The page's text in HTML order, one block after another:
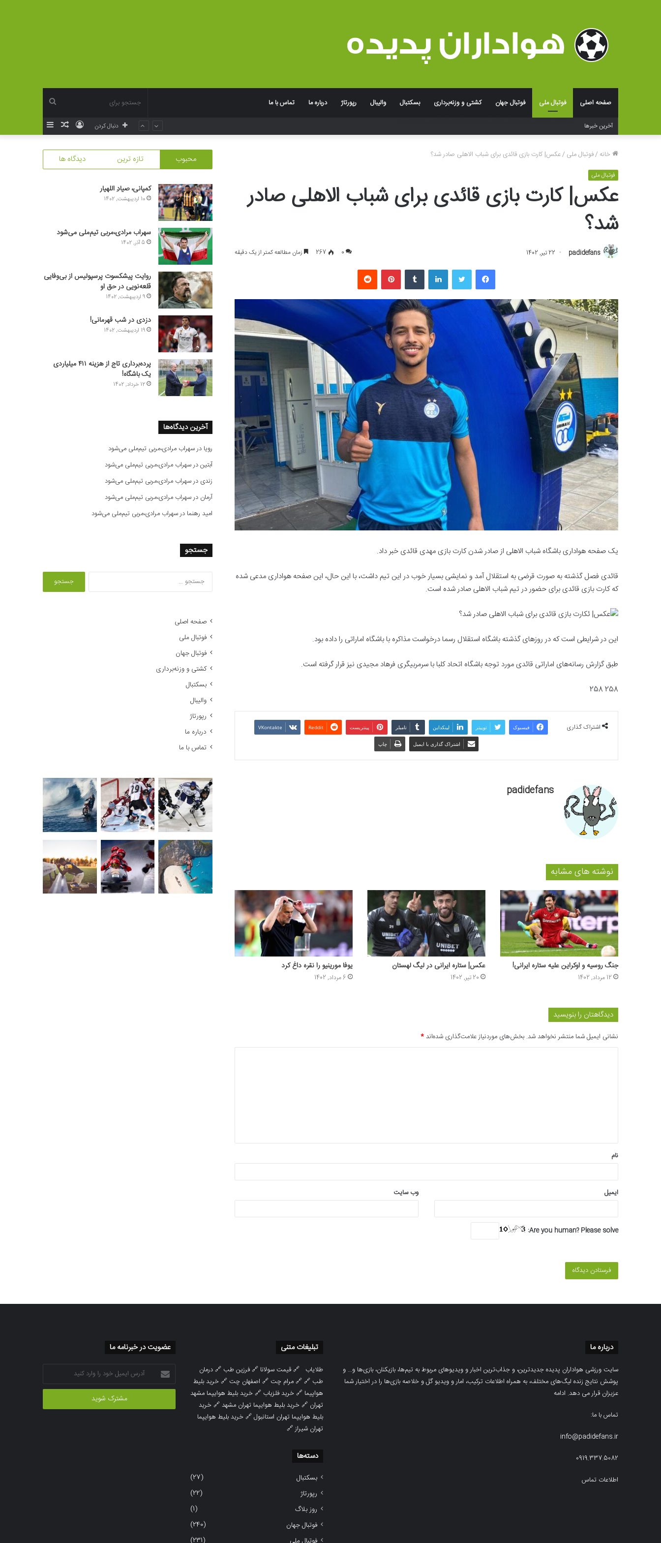
صفحه اصلی فوتبال ملی فوتبال جهان کشتی و وزنه‌برداری بسکتبال والیبال رپورتاژ درباره ما تماس با ما
برای آخرین خبرها
نوشته
ورود دنبال کردن
خانه /فوتبال ملی /عکس‌| کارت بازی قائدی برای شباب الاهلی صادر شد؟
فوتبال ملی
عکس‌| کارت بازی قائدی برای شباب الاهلی صادر
شد؟
padidefans 22 تیر, 1402 0
267 زمان مطالعه کمتر از یک دقیقه
فیسبوک لینکداین پینتریست
یک صفحه هواداری باشگاه شباب الاهلی از صادر شدن کارت بازی مهدی قائدی خبر داد.
قائدی فصل گذشته به صورت قرضی به استقلال آمد و نمایشی بسیار خوب در این تیم داشت،‌ با این حال، این صفحه هواداری مدعی شده
که کارت بازی قائدی برای حضور در تیم شباب الاهلی صادر شده است.
این در شرایطی است که در روزهای گذشته باشگاه استقلال رسما درخواست مذاکره با باشگاه اماراتی را داده بود.
طبق گزارش‌ رسانه‌های اماراتی قائدی مورد توجه باشگاه اتحاد کلبا با سرمربیگری فرهاد مجیدی نیز قرار گرفته است.
258 258
اشتراک گذاری فیسبوک توییتر لینکداین تامبلر پینتریست Reddit
VKontakte
اشتراک گذاری با ایمیل چاپ
padidefans
نوشته های مشابه
جنگ روسیه و اوکراین علیه ستاره ایرانی!
12 مرداد, 1402
عکس‌| ستاره ایرانی در لیگ لهستان
20 تیر, 1402
یوفا مورینیو را نقره داغ کرد
6 مرداد, 1402
دیدگاهتان را بنویسید
نشانی ایمیل شما منتشر نخواهد شد. بخش‌های موردنیاز علامت‌گذاری شده‌اند*
*
نام
ایمیل وب‌ سایت
Are you human? Please solve:
محبوب تازه ترین دیدگاه ها
کمپانی، صیادِ اللهیار
10 اردیبهشت, 1402
سهراب مرادی،مربی تیم‌ملی می‌شود
5 آذر, 1402
روایت پیشکسوت پرسپولیس از بی‌وفایی
قلعه‌نویی در حق او
9 اردیبهشت, 1402
دزدی در شب قهرمانی!
19 اردیبهشت, 1402
پرده‌برداری تاج از هزینه ۴۱۱ میلیاردی
یک باشگاه!
12 خرداد, 1402
آخرین دیدگاه‌ها
رویا درسهراب مرادی،مربی تیم‌ملی می‌شود
آبتیندرسهراب مرادی،مربی تیم‌ملی می‌شود
زندی درسهراب مرادی،مربی تیم‌ملی می‌شود
آرمان درسهراب مرادی،مربی تیم‌ملی می‌شود
امید رهنما درسهراب مرادی،مربی تیم‌ملی می‌شود
جستجو
صفحه اصلی
فوتبال ملی
فوتبال جهان
کشتی و وزنه‌برداری
بسکتبال
والیبال
رپورتاژ
درباره ما
تماس با ما
درباره ما
سایت ورزشی هواداران پدیده جدیدترین، و جذاب‌ترین اخبار و ویدیوهای مربوط به تیم‌ها، بازیکنان، بازی‌ها و… و
پوشش نتایج زنده لیگ‌های مختلف، به همراه اطلاعات ترکیب، امار و ویدیو‌‌ گل‌ و خلاصه بازی‌ها را در اختیار شما
عزیزان قرار می دهد. ادامه
تماس با ما:
info@padidefans.ir
0919.337.5082
اطلاعات تماس
تبلیغات متنی
طلایاب 🔗قیمت سولانا 🔗فرزین طب 🔗درمان
طب 🔗 🔗مرام چت 🔗 اصفهان چت 🔗خرید بلیط
هواپیما 🔗خرید فلزیاب 🔗خرید بلیط هوایپما مشهد
تهران 🔗خرید بلیط هوایپما تهران مشهد🔗خرید
بلیط هوایپما تهران استانبول🔗خرید بلیط هوایپما
تهران شیراز🔗
دسته‌ها
بسکتبال
(27)
رپورتاژ
(22)
روز بلاگ
(1)
فوتبال جهان
(240)
(231)
عضویت در خبرنامه ما
آدرس
ایمیل
خود
وارد